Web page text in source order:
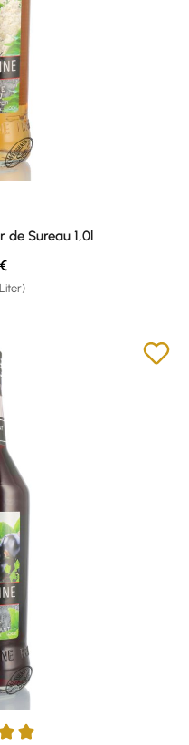
de Sureau 1,0l
Preis: